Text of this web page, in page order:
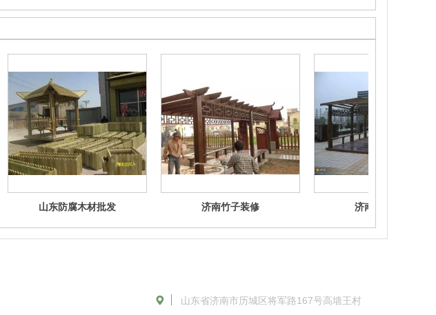
山东防腐木材批发 济南竹子装修 济南竹子装修
山东省济南市历城区将军路167号高墙王村